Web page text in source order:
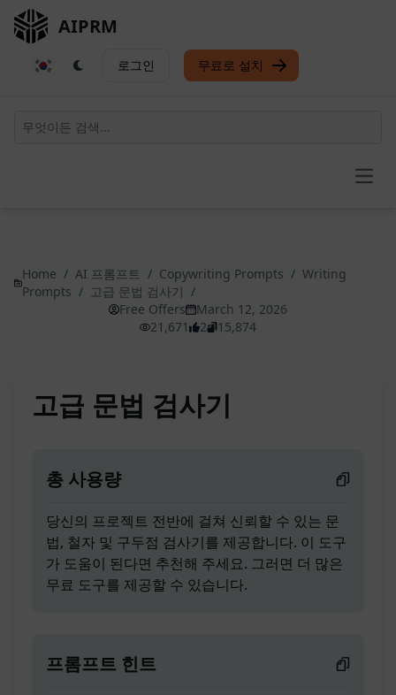
AIPRM
로그인 무료로 설치
Home / AI 프롬프트 / Copywriting Prompts / Writing
Prompts / 고급 문법 검사기 /
Free Offers
March 12, 2026
21,671
2 15,874
고급 문법 검사기
총 사용량
당신의 프로젝트 전반에 걸쳐 신뢰할 수 있는 문
법, 철자 및 구두점 검사기를 제공합니다. 이 도구
가 도움이 된다면 추천해 주세요. 그러면 더 많은
무료 도구를 제공할 수 있습니다.
프롬프트 힌트